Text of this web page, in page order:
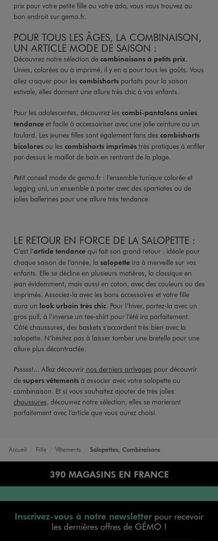
prix pour votre petite fille ou votre ado, vous vous trouvez au
bon endroit sur gemo.fr.
POUR TOUS LES ÂGES, LA COMBINAISON,
UN ARTICLE MODE DE SAISON :
Découvrez notre sélection de combinaisons à petits prix.
Unies, colorées ou à imprimé, il y en a pour tous les goûts. Vous
allez craquer pour les combishorts parfaits pour la saison
estivale, elles donnent une allure très chic à vos enfants.
Pour les adolescentes, découvrez les combi-pantalons unies
tendanceet facile à accessoiriser avec une jolie ceinture ou un
foulard. Les jeunes filles sont également fans des combishorts
bicoloresou les combishorts impriméstrès pratiques à enfiler
par-dessus le maillot de bain en rentrant de la plage.
Petit conseil mode de gemo.fr : l’ensemble tunique colorée et
legging uni, un ensemble à porter avec des spartiates ou de
jolies ballerines pour une allure très tendance.
LE RETOUR EN FORCE DE LA SALOPETTE :
C’est l’article tendancequi fait son grand retour : idéale pour
chaque saison de l’année, la salopette ira à merveille sur vos
enfants. Elle se décline en plusieurs matières, la classique en
jean évidemment, mais aussi en coton, avec des couleurs ou des
imprimés. Associez-la avec les bons accessoires et votre fille
aura un look urbain très chic. Pour l’hiver, portez-la avec un
gros pull, à l’inverse un tee-shirt pour l’été ira parfaitement.
Côté chaussures, des baskets s'accordent très bien avec la
salopette. N’hésitez pas à laisser tomber une bretelle pour une
allure plus décontractée.
Pssssst... Allez découvrir nos derniers arrivages pour découvrir
de supers vêtementsà associer avec votre salopette ou
combinaison. Et si vous souhaitez ajouter de très jolies
chaussures, découvrez notre sélection, elles se marieront
parfaitement avec l’article que vous aurez choisi.
Accueil Fille Vêtements Salopettes, Combinaisons
390 MAGASINS EN FRANCE
Inscrivez-vous à notre newsletterpour recevoir
les dernières offres de GÉMO !